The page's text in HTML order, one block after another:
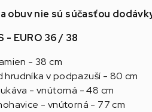
obuv nie sú súčasťou
- EURO 36 / 38
- 38 cm
hrudníka v podpazuší - 80 cm
- vnútorná - 48 cm
- vnútorná - 77 cm